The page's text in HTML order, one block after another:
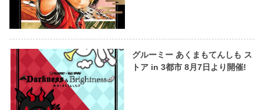
グルーミー あくまもてんしも ス
トア in 3都市 8月7日より開催!